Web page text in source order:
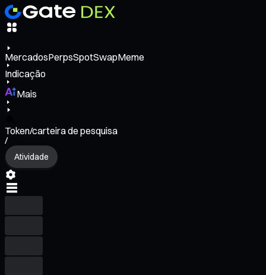
MercadosPerpsSpotSwapMeme
Indicação
Mais
Token/carteira de pesquisa
/
Atividade